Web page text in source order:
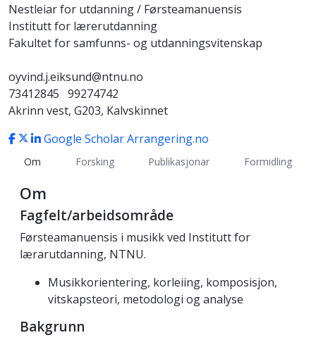
Nestleiar for utdanning / Førsteamanuensis
Institutt for lærerutdanning
Fakultet for samfunns- og utdanningsvitenskap
oyvind.j.eiksund@ntnu.no
73412845 99274742
Akrinn vest, G203, Kalvskinnet
Google ScholarArrangering.no
Om Forsking Publikasjonar Formidling
Om
Fagfelt/arbeidsområde
Førsteamanuensis i musikk ved Institutt for
lærarutdanning, NTNU.
Musikkorientering, korleiing, komposisjon,
vitskapsteori, metodologi og analyse
Bakgrunn